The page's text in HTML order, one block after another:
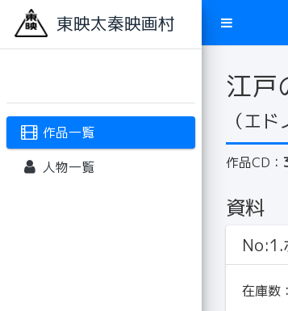
東映太秦映画村
作品一覧
人物一覧
江戸
（エド
作品CD：
資料
No:1.
在庫数：